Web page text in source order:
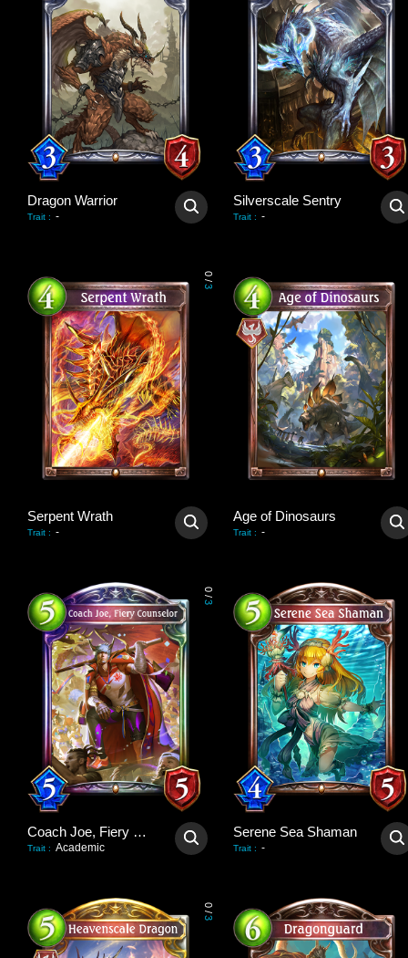
Dragon Warrior
Trait : -
Silverscale Sentry
Trait : -
0
/
3
Serpent Wrath
Trait : -
Age of Dinosaurs
Trait : -
0
/
3
Coach Joe, Fiery Counselor
Trait : Academic
Serene Sea Shaman
Trait : -
0
/
3